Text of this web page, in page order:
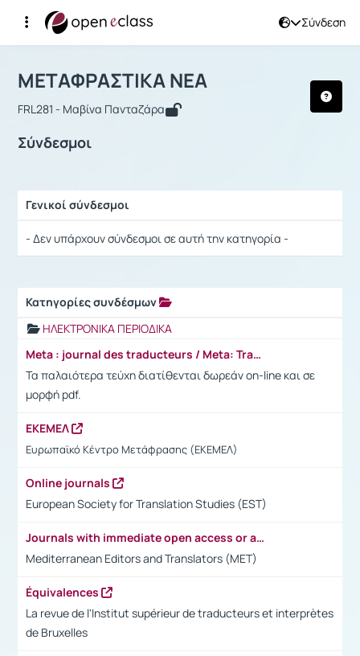
Σύνδεση
Αρχική Σελίδα
Μάθημα : ΜΕΤΑΦΡΑΣΤΙΚΑ ΝΕΑ
ΜΕΤΑΦΡΑΣΤΙΚΑ ΝΕΑ
FRL281 - Μαβίνα Πανταζάρα
Σύνδεσμοι
Γενικοί σύνδεσμοι
- Δεν υπάρχουν σύνδεσμοι σε αυτή την κατηγορία -
Κατηγορίες συνδέσμων
ΗΛΕΚΤΡΟΝΙΚΑ ΠΕΡΙΟΔΙΚΑ
Meta : journal des traducteurs / Meta: Translators' Journal
Τα παλαιότερα τεύχη διατίθενται δωρεάν on-line και σε
μορφή pdf.
ΕΚΕΜΕΛ
Ευρωπαϊκό Κέντρο Μετάφρασης (ΕΚΕΜΕΛ)
Online journals
European Society for Translation Studies (EST)
Journals with immediate open access or access after 6 months
Mediterranean Editors and Translators (MET)
Équivalences
La revue de l'Institut supérieur de traducteurs et interprètes
de Bruxelles